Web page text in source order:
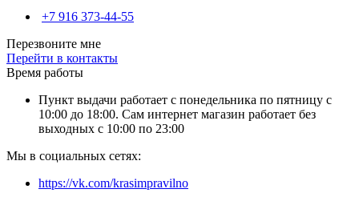
+7 916 373-44-55
Перезвоните мне
Перейти в контакты
Время работы
Пункт выдачи работает с понедельника по пятницу с
10:00 до 18:00. Сам интернет магазин работает без
выходных с 10:00 по 23:00
Мы в социальных сетях:
https://vk.com/krasimpravilno